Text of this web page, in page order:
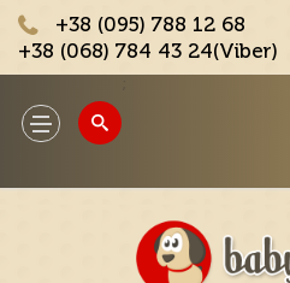
+38 (095) 788 12 68
+38 (068) 784 43 24(Viber)
Toggle
navigation